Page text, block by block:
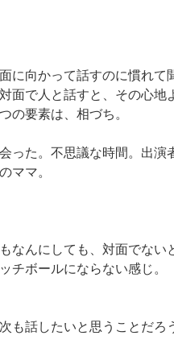
に向かって話すのに慣れて
面で人と話すと、その心地
の要素は、相づち。
った。不思議な時間。出演
ママ。
なんにしても、対面でない
チボールにならない感じ。
も話したいと思うことだろ